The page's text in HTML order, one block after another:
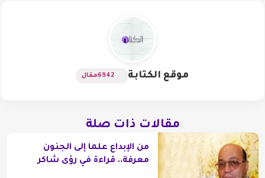
موقع الكتابة 6942مقال
مقالات ذات صلة
من الإبداع علما إلى الجنون
معرفة.. قراءة في رؤى شاكر